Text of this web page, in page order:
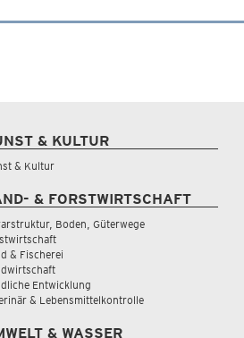
& KULTUR
& Kultur
& FORSTWIRTSCHAFT
Boden, Güterwege
& Fischerei
Entwicklung
& Lebensmittelkontrolle
& WASSER